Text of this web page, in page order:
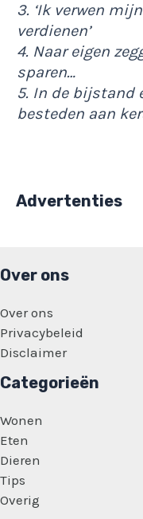
3. ‘Ik verwen
verdienen’
4. Naar eigen
sparen…
5. In de bijstand
besteden aan
Advertenties
Over ons
Over ons
Privacybeleid
Disclaimer
Categorieën
Wonen
Eten
Dieren
Tips
Overig